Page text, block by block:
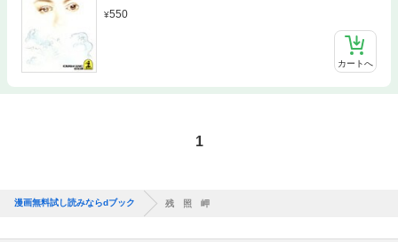
550
カートへ
1
漫画無料試し読みならdブック 残 照 岬